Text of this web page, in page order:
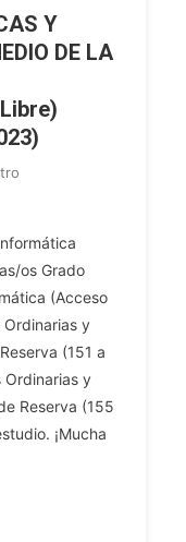
Y
DE LA
os Grado
(Acceso
Ordinarias y
(151 a
Ordinarias y
Reserva (155
¡Mucha